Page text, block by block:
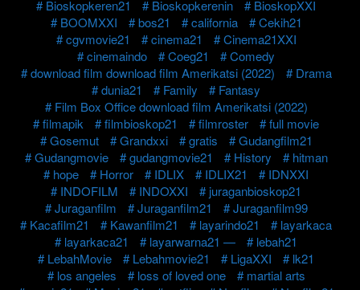
Bioskopkeren21
Bioskopkerenin
BioskopXXI
BOOMXXI
bos21 california
Cekih21
cgvmovie21
cinema21
Cinema21XXI
cinemaindo
Coeg21
Comedy
download film download film Amerikatsi (2022)
Drama
dunia21
Family
Fantasy
Film Box Office download film Amerikatsi (2022)
filmapik
filmbioskop21 filmroster
full movie
Gosemut
Grandxxi gratis
Gudangfilm21
Gudangmovie
gudangmovie21 History
hitman
hope
Horror IDLIX IDLIX21
IDNXXI
INDOFILM
INDOXXI
juraganbioskop21
Juraganfilm
Juraganfilm21
Juraganfilm99
Kacafilm21
Kawanfilm21 layarindo21
layarkaca
layarkaca21
layarwarna21 —
lebah21
LebahMovie
Lebahmovie21 LigaXXI
lk21
los angeles
loss of loved one
martial arts